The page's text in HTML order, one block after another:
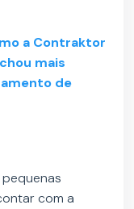
a Contraktor
mais
de
com a